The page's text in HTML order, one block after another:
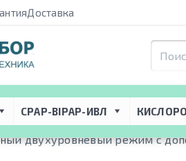
Доставка
CPAP-BIPAP-ИВЛ
→ Режим вентиляции → SX
SX
двухуровневый режим с